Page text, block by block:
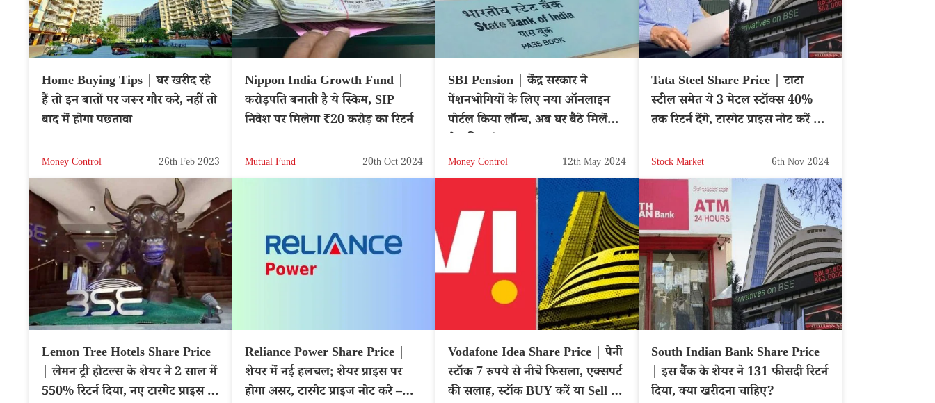
Home Buying Tips | घर खरीद रहे
हैं तो इन बातों पर जरूर गौर करे, नहीं तो
बाद में होगा पछ्तावा
Money Control 26th Feb 2023
Nippon India Growth Fund |
करोड़पति बनाती है ये स्किम, SIP
निवेश पर मिलेगा ₹20 करोड़ का रिटर्न
Mutual Fund 20th Oct 2024
SBI Pension | केंद्र सरकार ने
पेंशनभोगियों के लिए नया ऑनलाइन
पोर्टल किया लॉन्च, अब घर बैठे मिलेंगी
Money Control 12th May 2024
Tata Steel Share Price | टाटा
स्टील समेत ये 3 मेटल स्टॉक्स 40%
तक रिटर्न देंगे, टारगेट प्राइस नोट करें –
Stock Market 6th Nov 2024
Lemon Tree Hotels Share Price
| लेमन ट्री होटल्स के शेयर ने 2 साल में
550% रिटर्न दिया, नए टारगेट प्राइस की
Reliance Power Share Price |
शेयर में नई हलचल; शेयर प्राइस पर
होगा असर, टारगेट प्राइज नोट करे –
Vodafone Idea Share Price | पेनी
स्टॉक 7 रुपये से नीचे फिसला, एक्सपर्ट
की सलाह, स्टॉक BUY करें या Sell –
South Indian Bank Share Price
| इस बैंक के शेयर ने 131 फीसदी रिटर्न
दिया, क्या खरीदना चाहिए?